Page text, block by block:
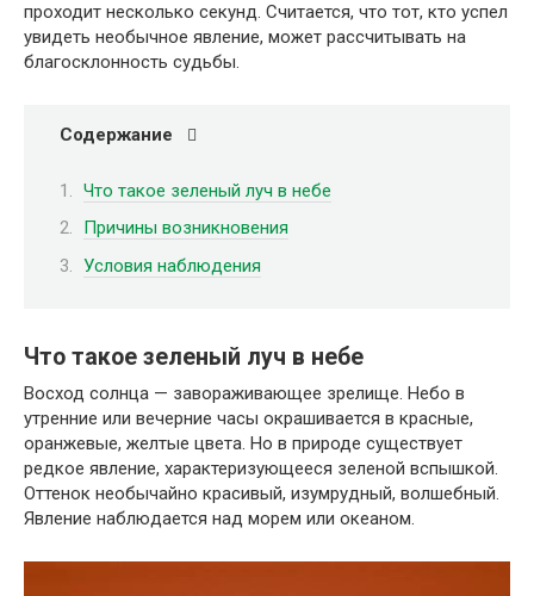
проходит несколько секунд. Считается, что тот, кто успел
увидеть необычное явление, может рассчитывать на
благосклонность судьбы.
Содержание
Что такое зеленый луч в небе
Причины возникновения
Условия наблюдения
Что такое зеленый луч в небе
Восход солнца — завораживающее зрелище. Небо в
утренние или вечерние часы окрашивается в красные,
оранжевые, желтые цвета. Но в природе существует
редкое явление, характеризующееся зеленой вспышкой.
Оттенок необычайно красивый, изумрудный, волшебный.
Явление наблюдается над морем или океаном.